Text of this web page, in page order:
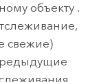
объекту .
свежие)